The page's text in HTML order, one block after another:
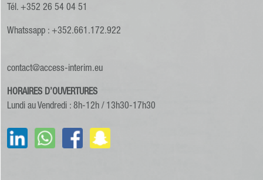
Tél. +352 26 54 04 51
Whatssapp : +352.661.172.922
contact@access-interim.eu
HORAIRES D’OUVERTURES
Lundi au Vendredi : 8h-12h / 13h30-17h30